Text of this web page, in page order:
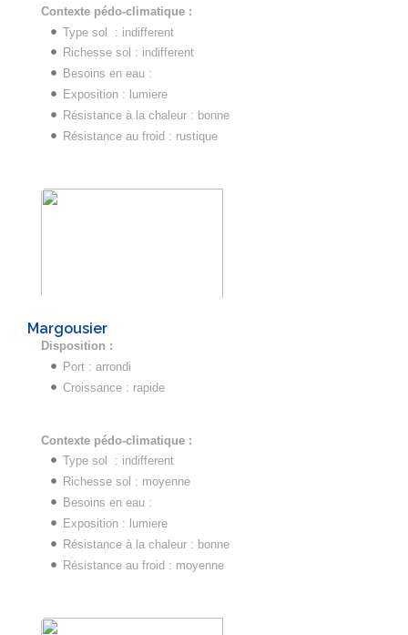
Contexte pédo-climatique :
Type sol : indifferent
Richesse sol : indifferent
Besoins en eau :
Exposition : lumiere
Résistance à la chaleur : bonne
Résistance au froid : rustique
Margousier
Disposition :
Port : arrondi
Croissance : rapide
Contexte pédo-climatique :
Type sol : indifferent
Richesse sol : moyenne
Besoins en eau :
Exposition : lumiere
Résistance à la chaleur : bonne
Résistance au froid : moyenne